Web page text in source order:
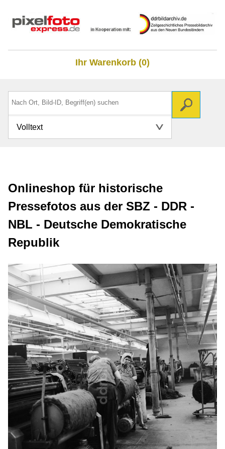
Ihr Warenkorb (0)
Volltext
Onlineshop für historische
Pressefotos aus der SBZ - DDR -
NBL - Deutsche Demokratische
Republik